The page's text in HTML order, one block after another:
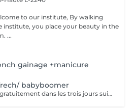
you place your beauty in the
expert hands of our team. ...
gainage +manicure
babyboomer
Les ongles sont réparés gratuitement dans les trois jours suivant le service ! A partir du quatrième jour la prestation est payante.